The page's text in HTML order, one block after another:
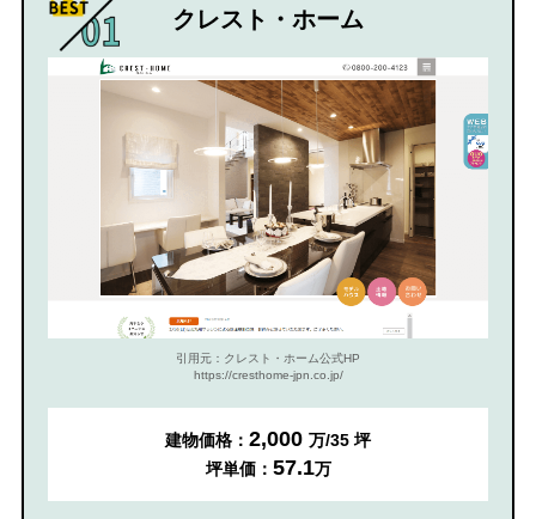
クレスト・ホーム
引用元：クレスト・ホーム公式HP
https://cresthome-jpn.co.jp/
建物価格： 2,000 万/35 坪
坪単価： 57.1万